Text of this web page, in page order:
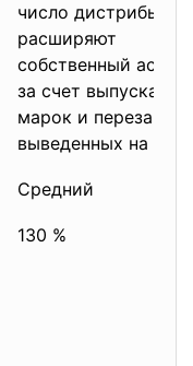
число
расширяют
собственный
за счет выпуска
марок и
выведенных на
Средний
130 %